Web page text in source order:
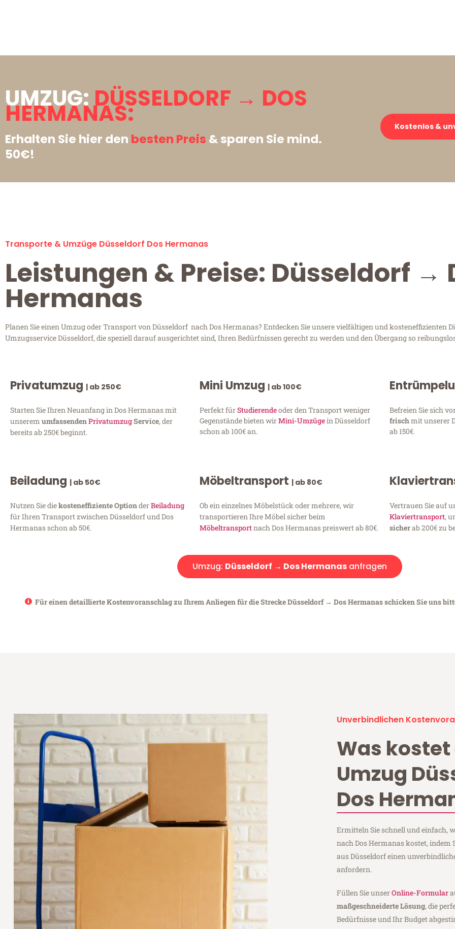
UMZUG:DÜSSELDORF → DOS
HERMANAS:
Erhalten Sie hier den besten Preis & sparen Sie mind.
50€!
Kostenlos &
Transporte & Umzüge Düsseldorf Dos Hermanas
Leistungen & Preise: Düsseldorf →
Hermanas
Planen Sie einen Umzug oder Transport von Düsseldorf nach Dos Hermanas? Entdecken Sie unsere vielfältigen und kosteneffizienten
Umzugsservice Düsseldorf, die speziell darauf ausgerichtet sind, Ihren Bedürfnissen gerecht zu werden und den Übergang so
Privatumzug | ab 250€
Starten Sie Ihren Neuanfang in Dos Hermanas mit
unserem umfassendenPrivatumzugService, der
bereits ab 250€ beginnt.
Mini Umzug | ab 100€
Perfekt fürStudierendeoder den Transport weniger
Gegenstände bieten wirMini-Umzügein Düsseldorf
schon ab 100€ an.
Befreien Sie sich
frischmit unserer
ab 150€.
Beiladung | ab 50€
Nutzen Sie diekosteneffiziente OptionderBeiladung
für Ihren Transport zwischen Düsseldorf und Dos
Hermanas schon ab 50€.
Möbeltransport | ab 80€
Ob ein einzelnes Möbelstück oder mehrere, wir
transportieren Ihre Möbel sicher beim
Möbeltransportnach Dos Hermanas preiswert ab 80€.
Vertrauen Sie auf
Klaviertransport,
sicherab 200€ zu
Umzug: Düsseldorf → Dos Hermanasanfragen
Für einen detaillierte Kostenvoranschlag zu Ihrem Anliegen für die Strecke Düsseldorf → Dos Hermanas schicken Sie uns
Unverbindlichen
Was kostet
Umzug
Dos
Ermitteln Sie schnell und einfach,
nach Dos Hermanas kostet, indem
aus Düsseldorf einen
anfordern.
Füllen Sie unserOnline-Formular
maßgeschneiderte Lösung, die
Bedürfnisse und Ihr Budget